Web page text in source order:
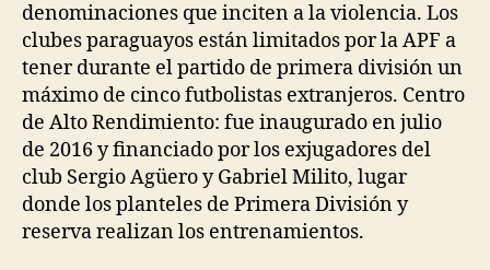
denominaciones que inciten a la violencia. Los
clubes paraguayos están limitados por la APF a
tener durante el partido de primera división un
máximo de cinco futbolistas extranjeros. Centro
de Alto Rendimiento: fue inaugurado en julio
de 2016 y financiado por los exjugadores del
club Sergio Agüero y Gabriel Milito, lugar
donde los planteles de Primera División y
reserva realizan los entrenamientos.